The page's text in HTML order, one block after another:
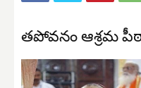
తపోవనం ఆశ్రమ